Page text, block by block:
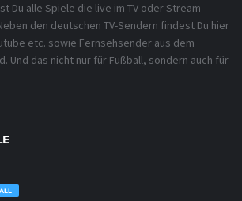
Du alle Spiele die live im TV oder Stream
den deutschen TV-Sendern findest Du hier
etc. sowie Fernsehsender aus dem
Und das nicht nur für Fußball, sondern auch für